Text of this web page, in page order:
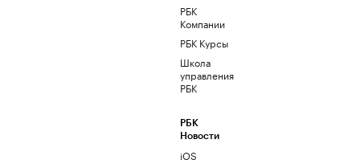
РБК
Компании
РБК Курсы
Школа
управления
РБК
РБК
Новости
iOS